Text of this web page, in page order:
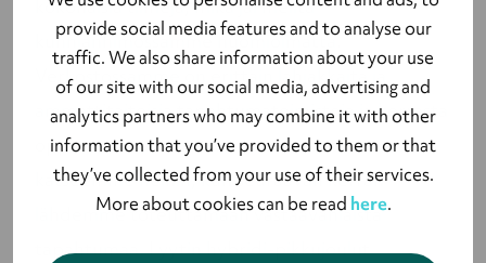
provide social media features and to analyse our
traffic. We also share information about your use
of our site with our social media, advertising and
analytics partners who may combine it with other
information that you’ve provided to them or that
they’ve collected from your use of their services.
More about cookies can be read here.
kokonaisia tiimejä, mikä jäi meiltä
kunnianhimossamme huomioimatta.
Verkostossamme on erittäin lahjakkaita ja
ammattitaitoisia tapahtumatoimistoja ja kerrasta
oppineena tulemme varmasti suuntaamaan
katseemme heihin, kun seuraavan kerran
lähdemme toteuttamaan vastaavanlaista
tapahtumaa. Lyytin hybridi-pikkujoulut